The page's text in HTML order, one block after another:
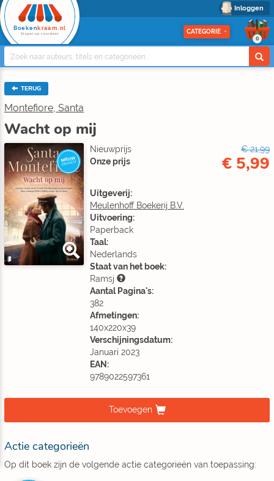
Inloggen
Boeken kraam.nl
Stapel op voordeel CATEGORIE
0
TERUG
Montefiore, Santa
Wacht op mij
NIEUW
BINNEN
Nieuwprijs
€ 21,99
Onze prijs
€ 5,99
Uitgeverij:
Meulenhoff Boekerij B.V.
Uitvoering:
Paperback
Taal:
Nederlands
Staat van het boek:
Ramsj
Aantal Pagina's:
382
Afmetingen:
140x220x39
Verschijningsdatum:
Januari 2023
EAN:
9789022597361
Toevoegen
Actie categorieën
Op dit boek zijn de volgende actie categorieën van toepassing: